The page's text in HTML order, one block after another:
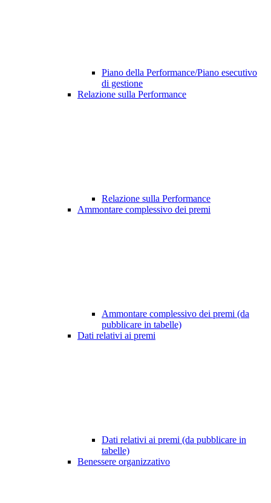
Piano della Performance/Piano esecutivo
di gestione
Relazione sulla Performance
Relazione sulla Performance
Ammontare complessivo dei premi
Ammontare complessivo dei premi (da
pubblicare in tabelle)
Dati relativi ai premi
Dati relativi ai premi (da pubblicare in
tabelle)
Benessere organizzativo